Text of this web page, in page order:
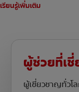
เรียนรู้เพิ่มเติม
ผู้ช่วยที่เ
ผู้เชี่ยวชาญทั่วโ